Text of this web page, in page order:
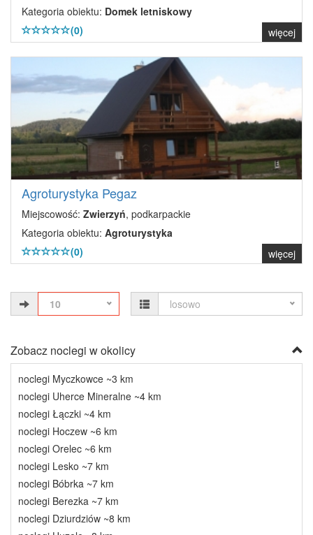
Kategoria obiektu: Domek letniskowy
(0)
więcej
Agroturystyka Pegaz
Miejscowość: Zwierzyń, podkarpackie
Kategoria obiektu: Agroturystyka
(0)
więcej
10 losowo
Zobacz noclegi w okolicy
noclegi Myczkowce ~3 km
noclegi Uherce Mineralne ~4 km
noclegi Łączki ~4 km
noclegi Hoczew ~6 km
noclegi Orelec ~6 km
noclegi Lesko ~7 km
noclegi Bóbrka ~7 km
noclegi Berezka ~7 km
noclegi Dziurdziów ~8 km